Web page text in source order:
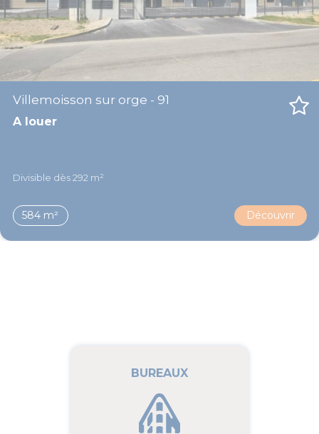
Villemoisson sur orge - 91
A louer
Divisible dès 292 m²
584 m² Découvrir
BUREAUX